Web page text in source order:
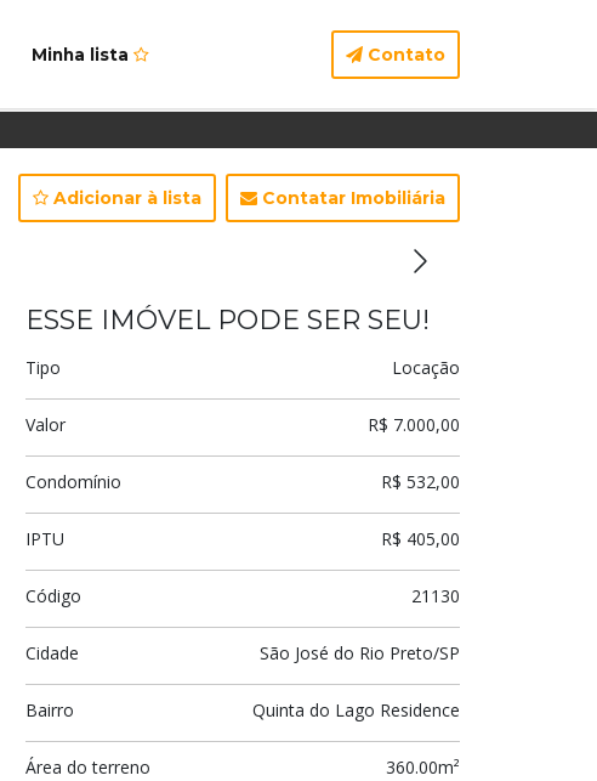
Minha lista Contato
Adicionar à lista Contatar Imobiliária
ESSE IMÓVEL PODE SER SEU!
Tipo Locação
Valor R$ 7.000,00
Condomínio R$ 532,00
IPTU R$ 405,00
Código 21130
Cidade São José do Rio Preto/SP
Bairro Quinta do Lago Residence
Área do terreno 360.00m²